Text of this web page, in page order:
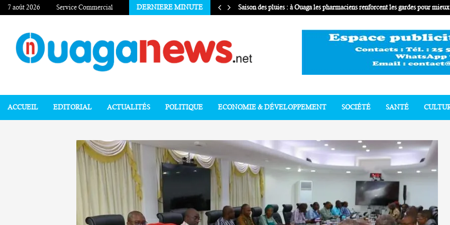
7 août 2026 Service Commercial DERNIERE MINUTE Saison des pluies : à Ouaga les pharmaciens renforcent les gardes pour
ACCUEIL EDITORIAL ACTUALITÉS POLITIQUE ECONOMIE & DÉVELOPPEMENT SOCIÉTÉ SANTÉ